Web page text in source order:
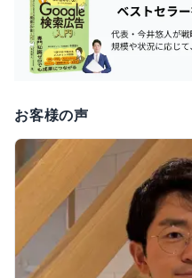
お客様の声